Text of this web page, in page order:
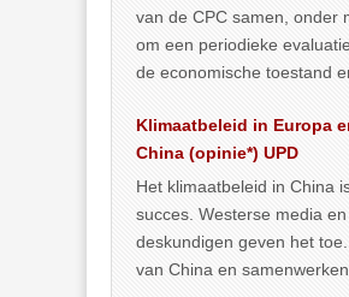
situatie?
van de CPC samen, onder
om een periodieke
de economische toestand
publiceerden… >> lees
Klimaatbeleid in Europa
China (opinie*) UPD
Het klimaatbeleid in China
succes. Westerse media en
deskundigen geven het
van China en samenwerken